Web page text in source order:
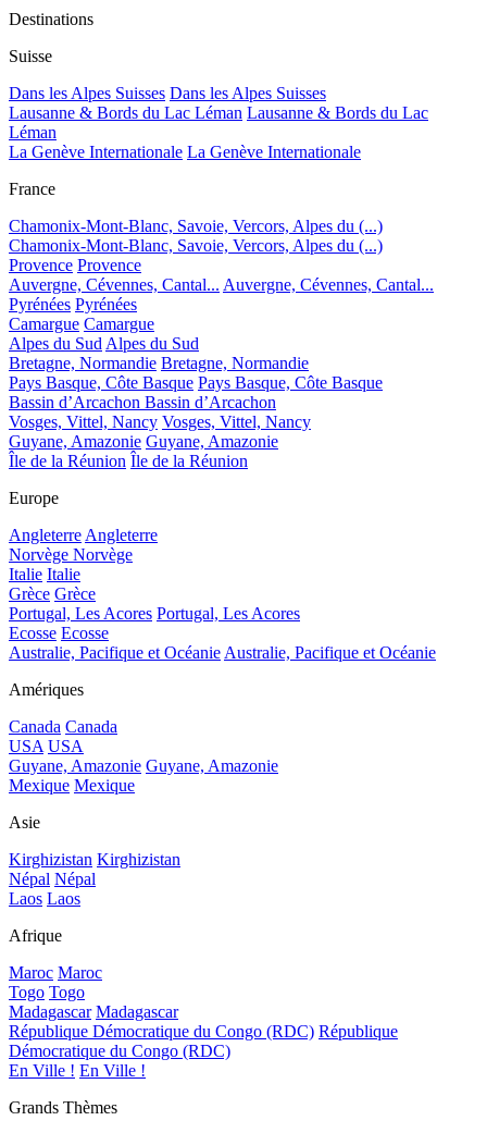
Destinations
Suisse
Dans les Alpes Suisses Dans les Alpes Suisses
Lausanne & Bords du Lac Léman Lausanne & Bords du Lac
Léman
La Genève Internationale La Genève Internationale
France
Chamonix-Mont-Blanc, Savoie, Vercors, Alpes du (...)
Chamonix-Mont-Blanc, Savoie, Vercors, Alpes du (...)
Provence Provence
Auvergne, Cévennes, Cantal... Auvergne, Cévennes, Cantal...
Pyrénées Pyrénées
Camargue Camargue
Alpes du Sud Alpes du Sud
Bretagne, Normandie Bretagne, Normandie
Pays Basque, Côte Basque Pays Basque, Côte Basque
Bassin d’Arcachon Bassin d’Arcachon
Vosges, Vittel, Nancy Vosges, Vittel, Nancy
Guyane, Amazonie Guyane, Amazonie
Île de la Réunion Île de la Réunion
Europe
Angleterre Angleterre
Norvège Norvège
Italie Italie
Grèce Grèce
Portugal, Les Acores Portugal, Les Acores
Ecosse Ecosse
Australie, Pacifique et Océanie Australie, Pacifique et Océanie
Amériques
Canada Canada
USA USA
Guyane, Amazonie Guyane, Amazonie
Mexique Mexique
Asie
Kirghizistan Kirghizistan
Népal Népal
Laos Laos
Afrique
Maroc Maroc
Togo Togo
Madagascar Madagascar
République Démocratique du Congo (RDC) République
Démocratique du Congo (RDC)
En Ville ! En Ville !
Grands Thèmes